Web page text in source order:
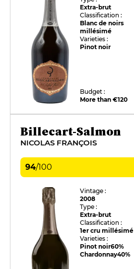
Extra-brut
Classification :
Blanc de noirs
millésimé
Varieties :
Pinot noir
Budget :
More than €120
Billecart-Salmon
NICOLAS FRANÇOIS
94/100
Vintage :
2008
Type :
Extra-brut
Classification :
1er cru millésimé
Varieties :
Pinot noir60%
Chardonnay40%